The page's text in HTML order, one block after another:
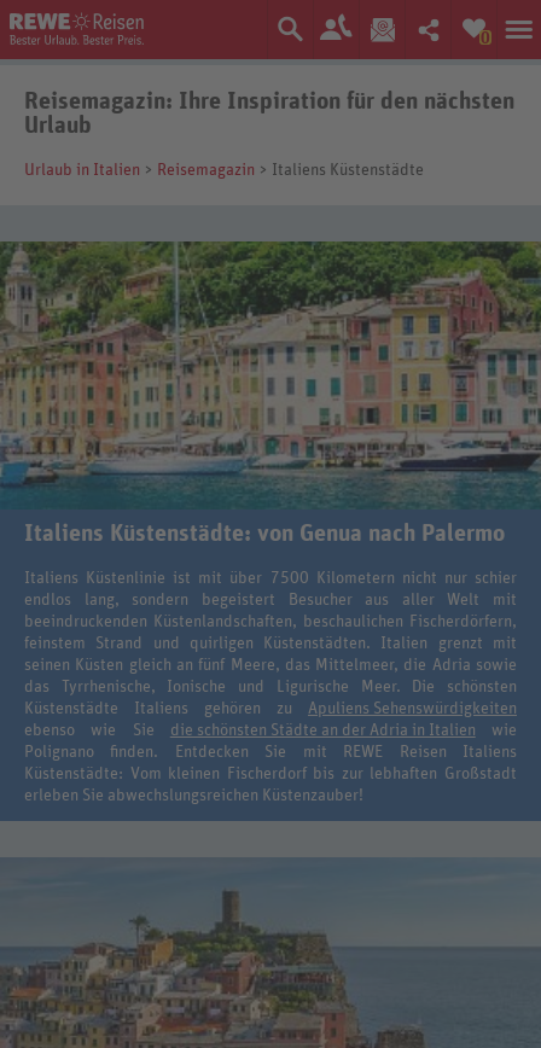
0
Reisemagazin: Ihre Inspiration für den nächsten
Urlaub
Urlaub in Italien > Reisemagazin > Italiens Küstenstädte
Italiens Küstenstädte: von Genua nach Palermo
Italiens Küstenlinie ist mit über 7500 Kilometern nicht nur schier
endlos lang, sondern begeistert Besucher aus aller Welt mit
beeindruckenden Küstenlandschaften, beschaulichen Fischerdörfern,
feinstem Strand und quirligen Küstenstädten. Italien grenzt mit
seinen Küsten gleich an fünf Meere, das Mittelmeer, die Adria sowie
das Tyrrhenische, Ionische und Ligurische Meer. Die schönsten
Küstenstädte Italiens gehören zu Apuliens Sehenswürdigkeiten
ebenso wie Sie die schönsten Städte an der Adria in Italien wie
Polignano finden. Entdecken Sie mit REWE Reisen Italiens
Küstenstädte: Vom kleinen Fischerdorf bis zur lebhaften Großstadt
erleben Sie abwechslungsreichen Küstenzauber!